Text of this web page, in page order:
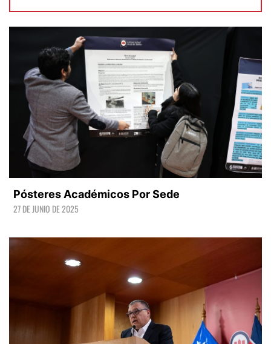
Pósteres Académicos Por Sede
27 DE JUNIO DE 2025